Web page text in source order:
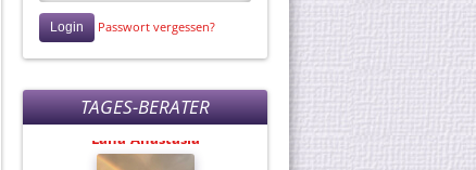
Passwort vergessen?
TAGES-BERATER
Berater des Tages
Lana-Anastasia